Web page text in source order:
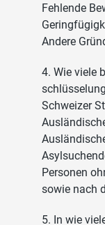
Fehlende
Andere
4. Wie viele
Schweizer
Personen
sowie nach
5. In wie